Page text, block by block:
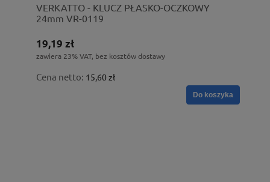
VERKATTO - KLUCZ PŁASKO-OCZKOWY
24mm VR-0119
19,19 zł
zawiera 23% VAT, bez kosztów dostawy
Cena netto: 15,60 zł
Do koszyka